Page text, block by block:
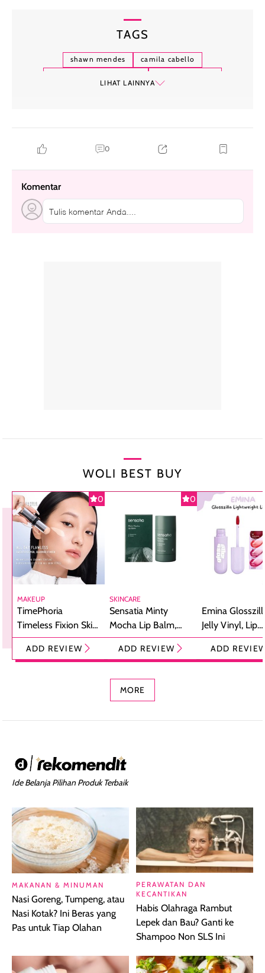
TAGS
shawn mendes
camila cabello
LIHAT LAINNYA
0
Komentar
Tulis komentar Anda....
WOLI BEST BUY
0
MAKEUP
TimePhoria
Timeless Fixion Skin
Tint Stick,
Foundation dan
ADD REVIEW
0
SKINCARE
Sensatia Minty
Mocha Lip Balm,
Pelembap Bibir
dengan Aroma
ADD REVIEW
Emina
Jelly Vinyl, Lip
Cream Glossy
Ringan
ADD
MORE
Ide Belanja Pilihan Produk Terbaik
MAKANAN & MINUMAN
Nasi Goreng, Tumpeng, atau
Nasi Kotak? Ini Beras yang
Pas untuk Tiap Olahan
PERAWATAN DAN
KECANTIKAN
Habis Olahraga Rambut
Lepek dan Bau? Ganti ke
Shampoo Non SLS Ini